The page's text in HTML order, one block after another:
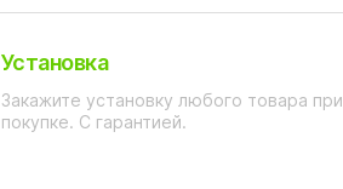
Установка
Закажите установку любого товара при
покупке. С гарантией.